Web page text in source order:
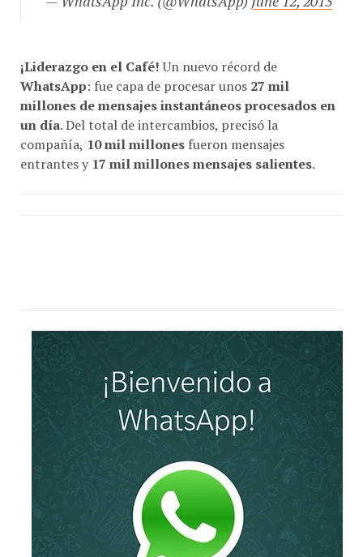
WhatsApp: fue capa de procesar unos27 mil
millones de mensajes instantáneos procesados en
un día. Del total de intercambios, precisó la
compañía,10 mil millonesfueron mensajes
entrantes y17 mil millones mensajes salientes